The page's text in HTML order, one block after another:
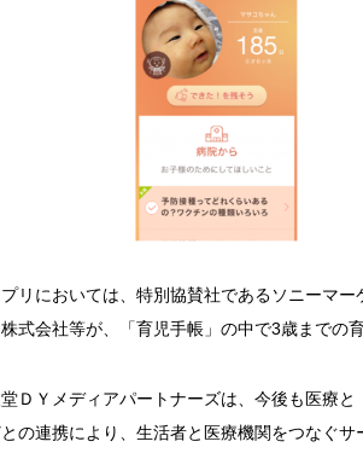
リにおいては、特別協賛社であるソニーマ
株式会社等が、「育児手帳」の中で3歳まで
ＤＹメディアパートナーズは、今後も医療
の連携により、生活者と医療機関をつなぐ